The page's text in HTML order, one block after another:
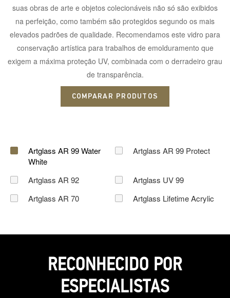
suas obras de arte e objetos colecionáveis não só são exibidos
na perfeição, como também são protegidos segundo os mais
elevados padrões de qualidade. Recomendamos este vidro para
conservação artística para trabalhos de emolduramento que
exigem a máxima proteção UV, combinada com o derradeiro grau
de transparência.
COMPARAR PRODUTOS
Artglass AR 99 Water
White
Artglass AR 99 Protect
Artglass AR 92
Artglass UV 99
Artglass AR 70
Artglass Lifetime Acrylic
RECONHECIDO POR
ESPECIALISTAS